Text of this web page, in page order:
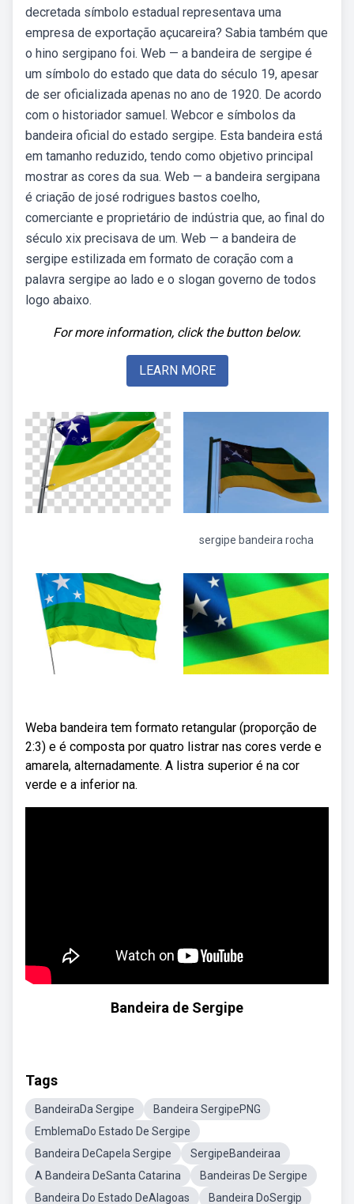
decretada símbolo estadual representava uma
empresa de exportação açucareira? Sabia também que
o hino sergipano foi. Web — a bandeira de sergipe é
um símbolo do estado que data do século 19, apesar
de ser oficializada apenas no ano de 1920. De acordo
com o historiador samuel. Webcor e símbolos da
bandeira oficial do estado sergipe. Esta bandeira está
em tamanho reduzido, tendo como objetivo principal
mostrar as cores da sua. Web — a bandeira sergipana
é criação de josé rodrigues bastos coelho,
comerciante e proprietário de indústria que, ao final do
século xix precisava de um. Web — a bandeira de
sergipe estilizada em formato de coração com a
palavra sergipe ao lado e o slogan governo de todos
logo abaixo.
For more information, click the button below.
LEARN MORE
sergipe bandeira rocha
Weba bandeira tem formato retangular (proporção de
2:3) e é composta por quatro listrar nas cores verde e
amarela, alternadamente. A listra superior é na cor
verde e a inferior na.
Bandeira de Sergipe
Tags
BandeiraDa Sergipe
Bandeira SergipePNG
EmblemaDo Estado De Sergipe
Bandeira DeCapela Sergipe
SergipeBandeiraa
A Bandeira DeSanta Catarina
Bandeiras De Sergipe
Bandeira Do Estado DeAlagoas
Bandeira DoSergip